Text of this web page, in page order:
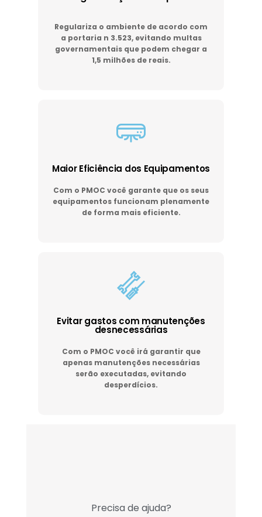
Regulariza o ambiente de acordo com
a portaria n 3.523, evitando multas
governamentais que podem chegar a
1,5 milhões de reais.
Maior Eficiência dos Equipamentos
Com o PMOC você garante que os seus
equipamentos funcionam plenamente
de forma mais eficiente.
Evitar gastos com manutenções
desnecessárias
Com o PMOC você irá garantir que
apenas manutenções necessárias
serão executadas, evitando
desperdícios.
Precisa de ajuda?